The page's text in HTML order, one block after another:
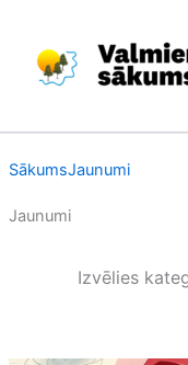
content
SākumsJaunumi
Jaunumi
Izvēlies